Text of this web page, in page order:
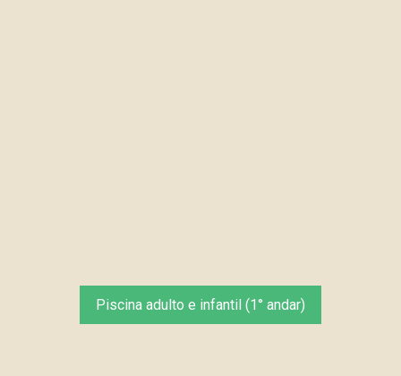
Piscina adulto e infantil (1° andar)